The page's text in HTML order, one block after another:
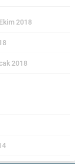
2018
2018